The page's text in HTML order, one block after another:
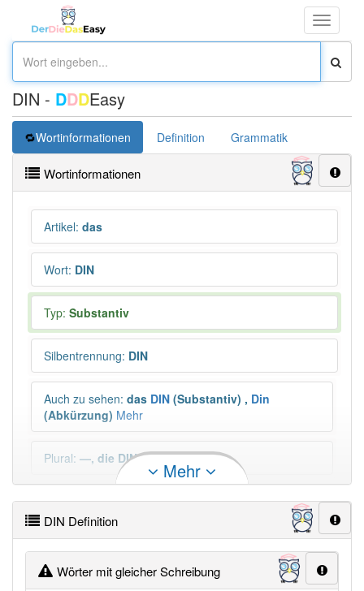
Toggle
DIN - DDDEasy
Wortinformationen Definition Grammatik
Wortinformationen
Artikel: das
Wort: DIN
Typ: Substantiv
Silbentrennung: DIN
Auch zu sehen: das DIN (Substantiv) , Din
(Abkürzung) Mehr
Plural: —, die DIN|die DINs
Duden geprüft:
DIN Wiktionary
Mehr
DIN Definition
Wörter mit gleicher Schreibung